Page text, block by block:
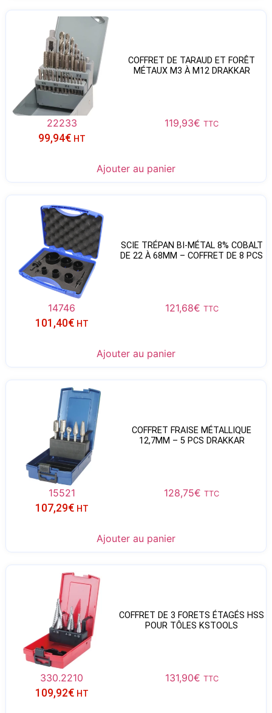
COFFRET DE TARAUD ET FORÊT
MÉTAUX M3 À M12 DRAKKAR
22233 119,93€ TTC
99,94€ HT
Ajouter au panier
SCIE TRÉPAN BI-MÉTAL 8% COBALT
DE 22 À 68MM – COFFRET DE 8 PCS
14746 121,68€ TTC
101,40€ HT
Ajouter au panier
COFFRET FRAISE MÉTALLIQUE
12,7MM – 5 PCS DRAKKAR
15521 128,75€ TTC
107,29€ HT
Ajouter au panier
COFFRET DE 3 FORETS ÉTAGÉS HSS
POUR TÔLES KSTOOLS
330.2210 131,90€ TTC
109,92€ HT